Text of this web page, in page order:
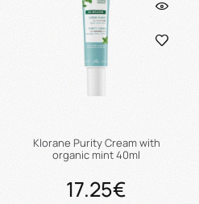
Klorane Purity Cream with
organic mint 40ml
17.25€